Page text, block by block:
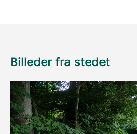
Billeder fra stedet